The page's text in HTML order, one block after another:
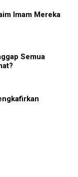
Imam Mereka
Semua